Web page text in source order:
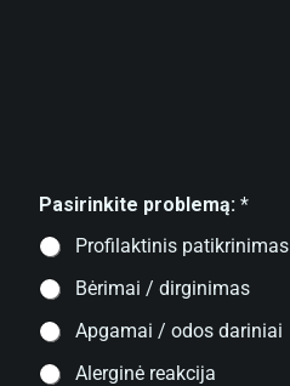
Pasirinkite problemą: *
Profilaktinis patikrinimas
Bėrimai / dirginimas
Apgamai / odos dariniai
Alerginė reakcija